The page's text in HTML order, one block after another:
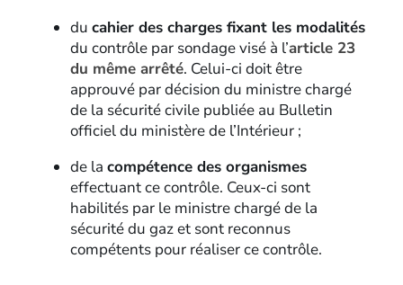
du cahier des charges fixant les modalités
du contrôle par sondage visé à l’article 23
du même arrêté. Celui-ci doit être
approuvé par décision du ministre chargé
de la sécurité civile publiée au Bulletin
officiel du ministère de l’Intérieur ;
de la compétence des organismes
effectuant ce contrôle. Ceux-ci sont
habilités par le ministre chargé de la
sécurité du gaz et sont reconnus
compétents pour réaliser ce contrôle.